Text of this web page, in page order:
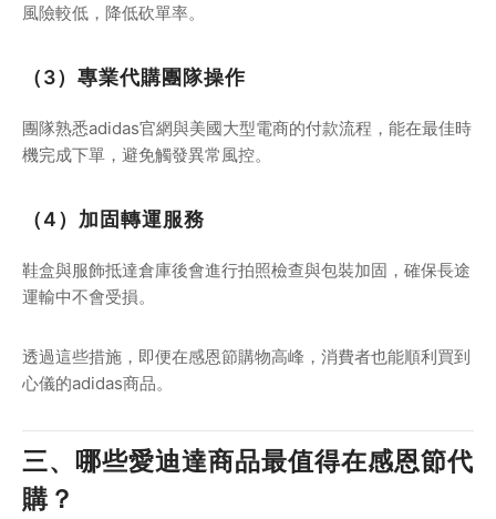
風險較低，降低砍單率。
（3）專業代購團隊操作
團隊熟悉adidas官網與美國大型電商的付款流程，能在最佳時
機完成下單，避免觸發異常風控。
（4）加固轉運服務
鞋盒與服飾抵達倉庫後會進行拍照檢查與包裝加固，確保長途
運輸中不會受損。
透過這些措施，即便在感恩節購物高峰，消費者也能順利買到
心儀的adidas商品。
三、哪些愛迪達商品最值得在感恩節代
購？